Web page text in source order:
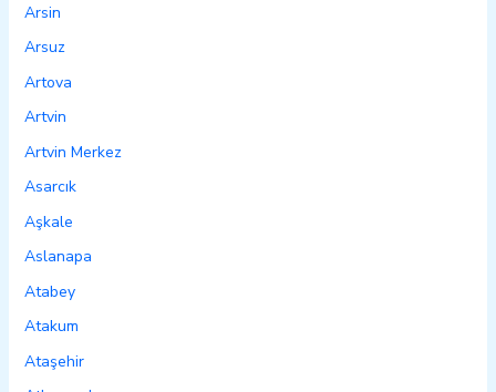
Arsin
Arsuz
Artova
Artvin
Artvin Merkez
Asarcık
Aşkale
Aslanapa
Atabey
Atakum
Ataşehir